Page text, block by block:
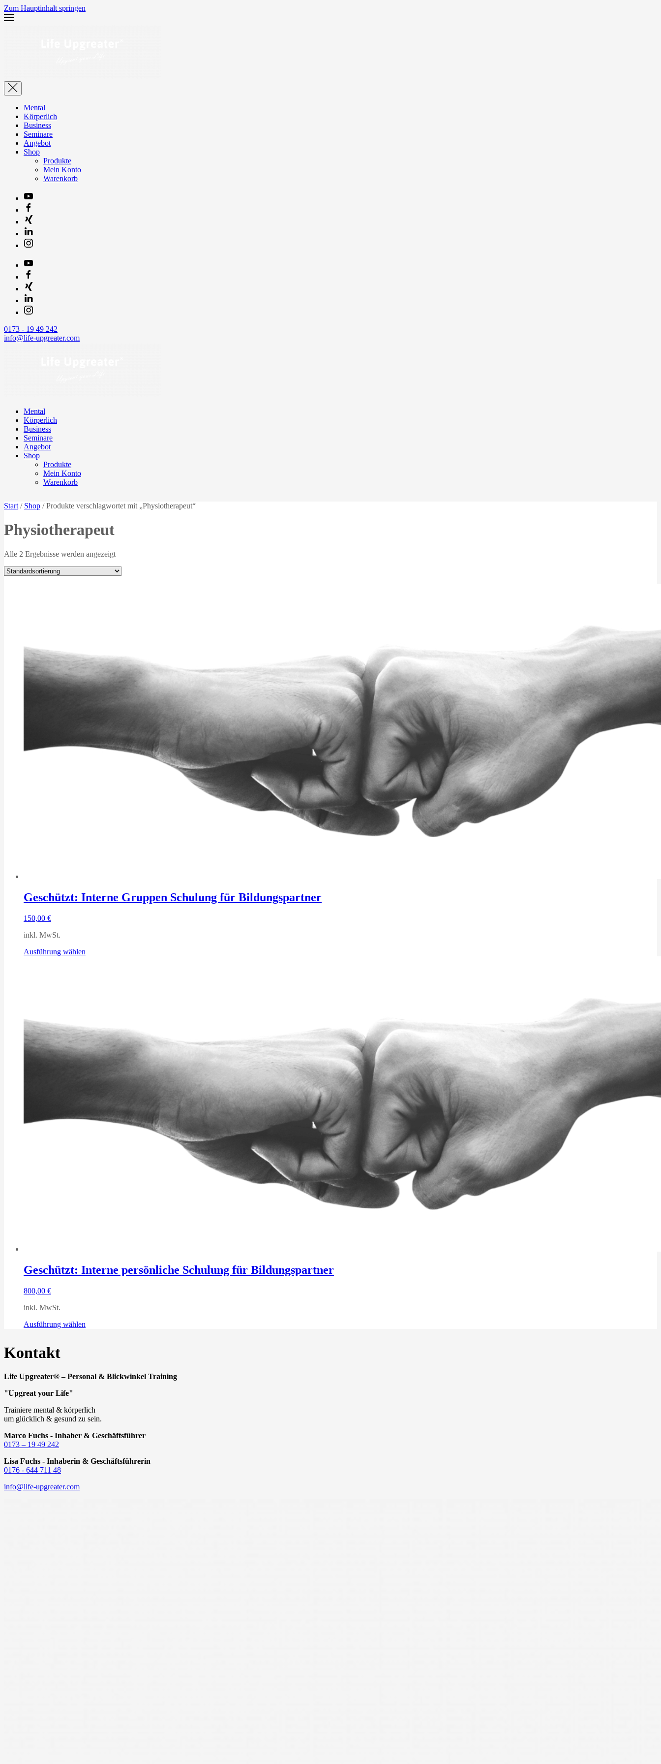
Zum Hauptinhalt springen
Mental
Körperlich
Business
Seminare
Angebot
Shop
Produkte
Mein Konto
Warenkorb
0173 - 19 49 242
info@life-upgreater.com
Mental
Körperlich
Business
Seminare
Angebot
Shop
Produkte
Mein Konto
Warenkorb
Start / Shop / Produkte verschlagwortet mit „Physiotherapeut“
Physiotherapeut
Alle 2 Ergebnisse werden angezeigt
Geschützt: Interne Gruppen Schulung für Bildungspartner
150,00 €
inkl. MwSt.
Ausführung wählen
auf
der
Produktseite
gewählt
Geschützt: Interne persönliche Schulung für Bildungspartner
800,00 €
inkl. MwSt.
Ausführung wählen
Die
der
Produktseite
werden
Kontakt
Life Upgreater® – Personal & Blickwinkel Training
"Upgreat your Life"
Trainiere mental & körperlich
um glücklich & gesund zu sein.
Marco Fuchs - Inhaber & Geschäftsführer
0173 – 19 49 242
Lisa Fuchs - Inhaberin & Geschäftsführerin
0176 - 644 711 48
info@life-upgreater.com